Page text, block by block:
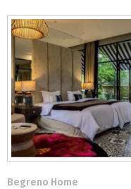
Begreno Home